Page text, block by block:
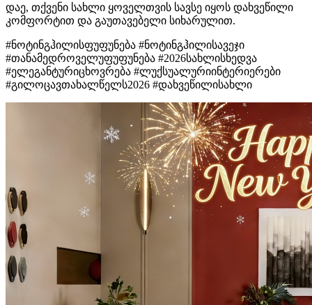
დაე, თქვენი სახლი ყოველთვის სავსე იყოს დახვეწილი
კომფორტით და გაუთავებელი სიხარულით.
#ნოტინგჰილისფუფუნება #ნოტინგჰილისავეჯი
#თანამედროველუფუფუნება #2026სახლისხედვა
#ელეგანტურიცხოვრება #ლუქსუალურიინტერიერები
#გილოცავთახალწელს2026 #დახვეწილისახლი